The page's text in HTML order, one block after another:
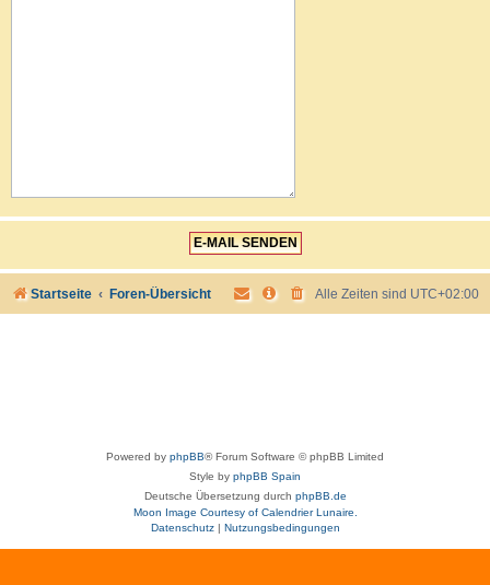
Startseite Foren-Übersicht Alle Zeiten sind UTC+02:00
Powered by phpBB® Forum Software © phpBB Limited
Style by phpBB Spain
Deutsche Übersetzung durch phpBB.de
Moon Image Courtesy of Calendrier Lunaire.
Datenschutz| Nutzungsbedingungen